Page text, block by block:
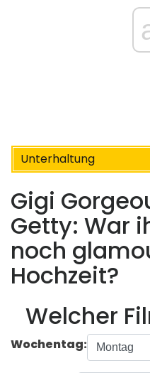
Unterhaltung
Gigi
Getty: War
noch
Hochzeit?
Welcher
Wochentag: